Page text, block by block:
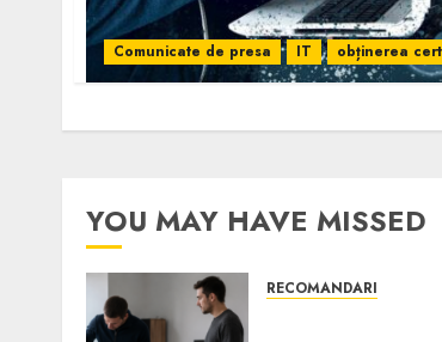
Comunicate de presa IT obținerea
YOU MAY HAVE MISSED
RECOMANDARI